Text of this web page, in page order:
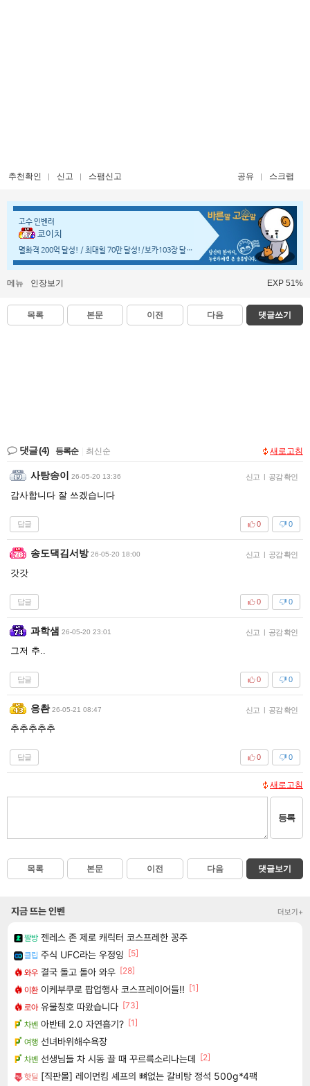
추천확인 신고 스팸신고 공유 스크랩
고수 인벤러
쿄이치
멸화격 200억 달성! / 최대힐 70만 달성!/보카103장 달성!
메뉴 인장보기 EXP 51%
목록 본문 이전 다음 댓글쓰기
댓글(4) 등록순 최신순 새로고침
사탕송이 26-05-20 13:36 신고 | 공감 확인
감사합니다 잘 쓰겠습니다
답글 0
0
송도댁김서방 26-05-20 18:00 신고 | 공감 확인
갓갓
답글 0
0
과학샘 26-05-20 23:01 신고 | 공감 확인
그저 추..
답글 0
0
응촨 26-05-21 08:47 신고 | 공감 확인
추추추추추
답글 0
0
새로고침
등록
목록 본문 이전 다음 댓글보기
지금 뜨는 인벤 더보기+
짤방 젠레스 존 제로 캐릭터 코스프레한 꽁주
클립 주식 UFC라는 우정잉 [5]
와우 결국 돌고 돌아 와우 [28]
이환 이케부쿠로 팝업행사 코스프레이어들!! [1]
로아 유물칭호 따왔습니다 [73]
차벤 아반테 2.0 자연흡기? [1]
여행 선녀바위해수욕장
차벤 선생님들 차 시동 끌 때 꾸르륵소리나는데 [2]
핫딜 [직판몰] 레이먼킴 셰프의 뼈없는 갈비탕 정석 500g*4팩